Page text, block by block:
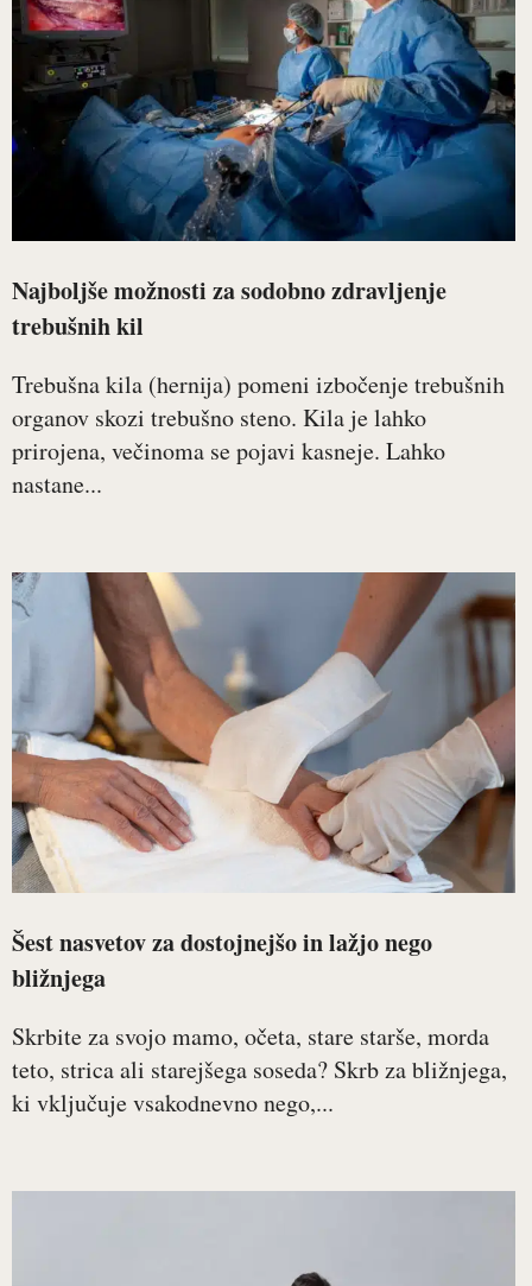
Najboljše možnosti za sodobno zdravljenje
trebušnih kil
Trebušna kila (hernija) pomeni izbočenje trebušnih
organov skozi trebušno steno. Kila je lahko
prirojena, večinoma se pojavi kasneje. Lahko
nastane...
Šest nasvetov za dostojnejšo in lažjo nego
bližnjega
Skrbite za svojo mamo, očeta, stare starše, morda
teto, strica ali starejšega soseda? Skrb za bližnjega,
ki vključuje vsakodnevno nego,...